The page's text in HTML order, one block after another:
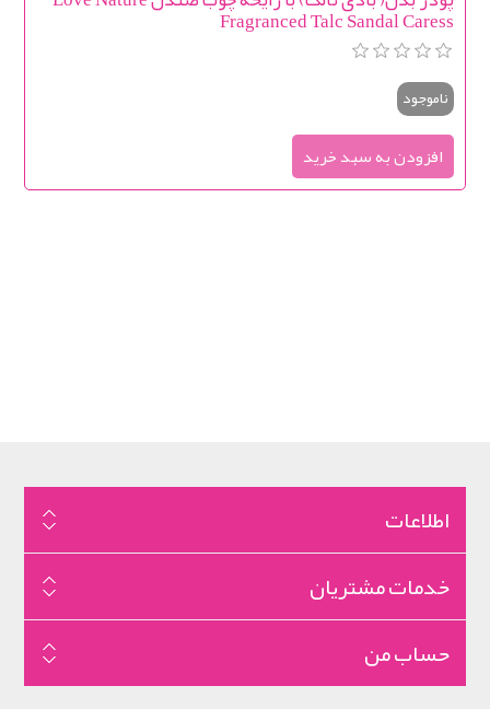
Fragranced Talc Sandal Caress
ناموجود
اطلاعات
خدمات مشتریان
حساب من